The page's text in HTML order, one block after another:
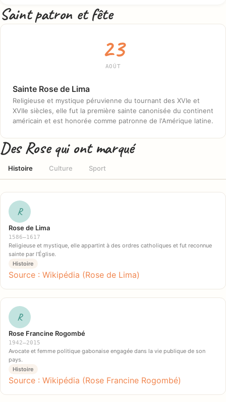
Saint patron et fête
23
AOÛT
Sainte Rose de Lima
Religieuse et mystique péruvienne du tournant des XVIe et
XVIIe siècles, elle fut la première sainte canonisée du continent
américain et est honorée comme patronne de l'Amérique latine.
Des Rose qui ont marqué
Histoire Culture Sport
R
Rose de Lima
1586–1617
Religieuse et mystique, elle appartint à des ordres catholiques et fut reconnue
sainte par l'Église.
Histoire
Source : Wikipédia (Rose de Lima)
R
Rose Francine Rogombé
1942–2015
Avocate et femme politique gabonaise engagée dans la vie publique de son
pays.
Histoire
Source : Wikipédia (Rose Francine Rogombé)